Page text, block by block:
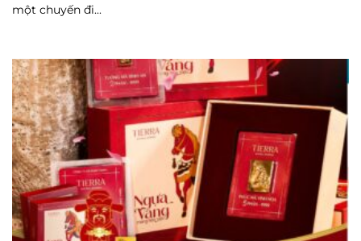
một chuyến đi...